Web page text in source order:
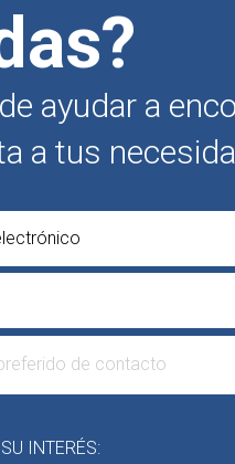
ayudar a
a tus
INTERÉS: